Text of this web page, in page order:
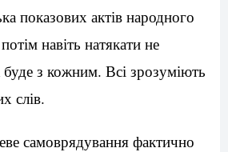
показових актів народного
навіть натякати не
з кожним. Всі зрозуміють
слів.
самоврядування фактично